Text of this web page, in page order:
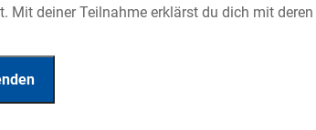
Mit deiner Teilnahme erklärst du dich mit